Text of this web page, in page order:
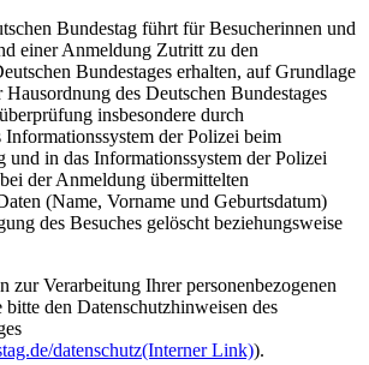
Bundestag führt für Besucherinnen und
einer Anmeldung Zutritt zu den
Bundestages erhalten, auf Grundlage
Hausordnung des Deutschen Bundestages
insbesondere durch
Informationssystem der Polizei beim
und in das Informationssystem der Polizei
der Anmeldung übermittelten
(Name, Vorname und Geburtsdatum)
des Besuches gelöscht beziehungsweise
zur Verarbeitung Ihrer personenbezogenen
bitte den Datenschutzhinweisen des
datenschutz(Interner Link)).